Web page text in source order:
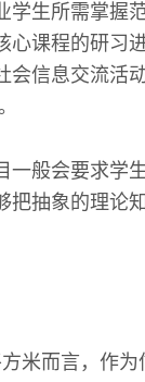
学生所需掌握
心课程的研习
会信息交流活
一般会要求学
把抽象的理论
米而言，作为